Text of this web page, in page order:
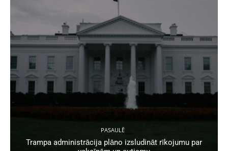
PASAULĒ
Trampa administrācija plāno izsludināt rīkojumu par